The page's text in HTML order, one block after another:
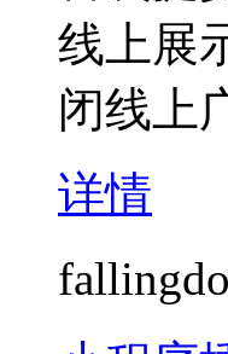
线上展
闭线上
详情